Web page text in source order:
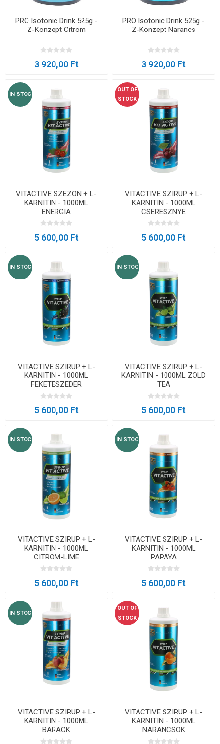
PRO Isotonic Drink 525g -
Z-Konzept Citrom
3 920,00 Ft
PRO Isotonic Drink 525g -
Z-Konzept Narancs
3 920,00 Ft
IN STOC
VITACTIVE SZEZON + L-
KARNITIN - 1000ML
ENERGIA
5 600,00 Ft
OUT OF
STOCK
VITACTIVE SZIRUP + L-
KARNITIN - 1000ML
CSERESZNYE
5 600,00 Ft
IN STOC
VITACTIVE SZIRUP + L-
KARNITIN - 1000ML
FEKETESZEDER
5 600,00 Ft
IN STOC
VITACTIVE SZIRUP + L-
KARNITIN - 1000ML ZÖLD
TEA
5 600,00 Ft
IN STOC
VITACTIVE SZIRUP + L-
KARNITIN - 1000ML
CITROM-LIME
5 600,00 Ft
IN STOC
VITACTIVE SZIRUP + L-
KARNITIN - 1000ML
PAPAYA
5 600,00 Ft
IN STOC
VITACTIVE SZIRUP + L-
KARNITIN - 1000ML
BARACK
OUT OF
STOCK
VITACTIVE SZIRUP + L-
KARNITIN - 1000ML
NARANCSOK